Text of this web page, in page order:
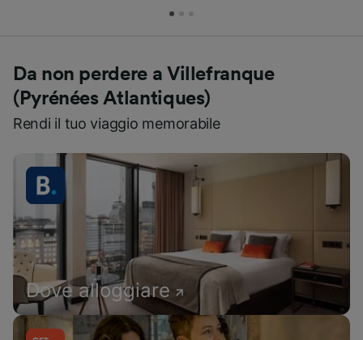
Da non perdere a Villefranque
(Pyrénées Atlantiques)
Rendi il tuo viaggio memorabile
Dove alloggiare